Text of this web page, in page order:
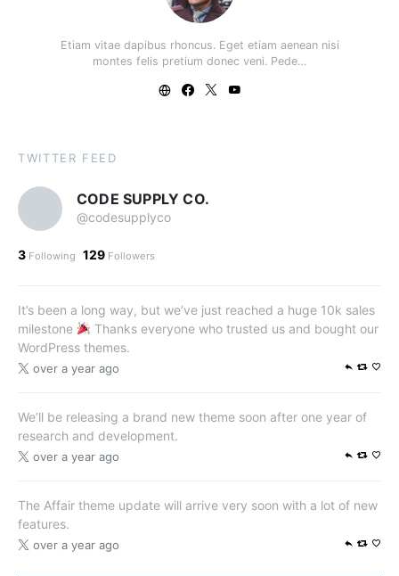
Etiam vitae dapibus rhoncus. Eget etiam aenean nisi
montes felis pretium donec veni. Pede…
TWITTER FEED
CODE SUPPLY CO.
@codesupplyco
3 Following 129 Followers
It’s been a long way, but we’ve just reached a huge 10k sales
milestone
Thanks everyone who trusted us and bought our
WordPress themes.
over a year ago
We’ll be releasing a brand new theme soon after one year of
research and development.
over a year ago
The Affair theme update will arrive very soon with a lot of new
features.
over a year ago